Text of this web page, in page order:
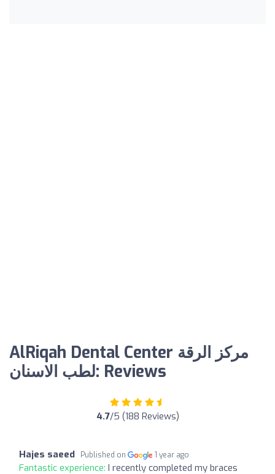
AlRiqah Dental Center مركز الرقة
لطب الاسنان: Reviews
4.7/5 (188 Reviews)
Hajes saeed Published on 1 year ago
Fantastic experience: I recently completed my braces